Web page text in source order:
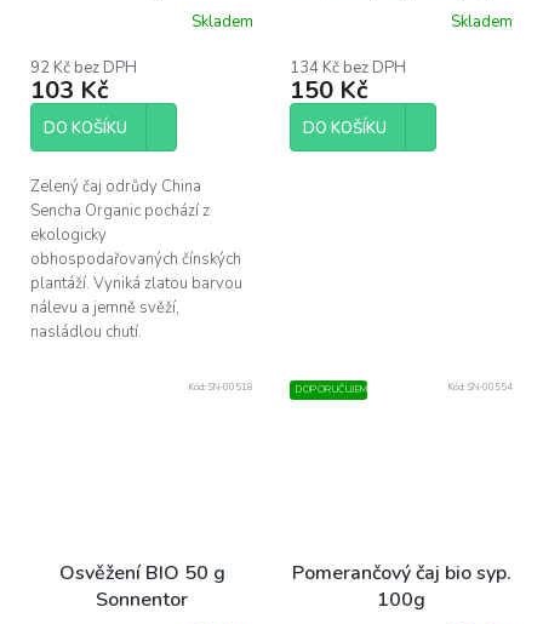
Skladem
92 Kč bez DPH
103 Kč
DO KOŠÍKU
Zelený čaj odrůdy China
Sencha Organic pochází z
ekologicky
obhospodařovaných čínských
plantáží. Vyniká zlatou barvou
nálevu a jemně svěží,
nasládlou chutí.
Skladem
134 Kč bez DPH
150 Kč
DO KOŠÍKU
Osvěžení BIO 50 g
Sonnentor
Kód: SN-00518 DOPORUČUJEME
Pomerančový čaj bio syp.
100g
Kód: SN-00554